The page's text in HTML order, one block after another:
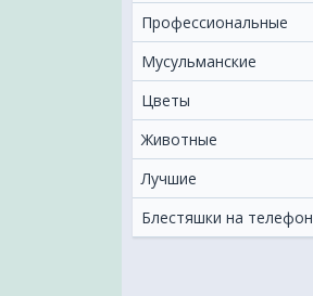
Профессиональные
Мусульманские
Цветы
Животные
Лучшие
Блестяшки на телефон